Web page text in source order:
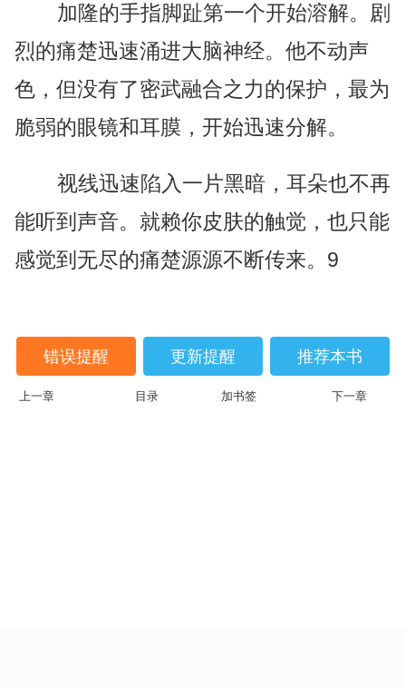
加隆的手指脚趾第一个开始溶解。剧
烈的痛楚迅速涌进大脑神经。他不动声
色，但没有了密武融合之力的保护，最为
脆弱的眼镜和耳膜，开始迅速分解。
视线迅速陷入一片黑暗，耳朵也不再
能听到声音。就赖你皮肤的触觉，也只能
感觉到无尽的痛楚源源不断传来。9
错误提醒 更新提醒 推荐本书
上一章 目录 加书签 下一章